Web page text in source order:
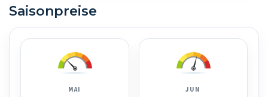
Saisonpreise
MAI JUN